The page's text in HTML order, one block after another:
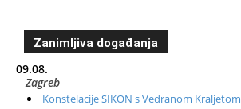
Zanimljiva događanja
09.08.
Zagreb
Konstelacije SIKON s Vedranom Kraljetom